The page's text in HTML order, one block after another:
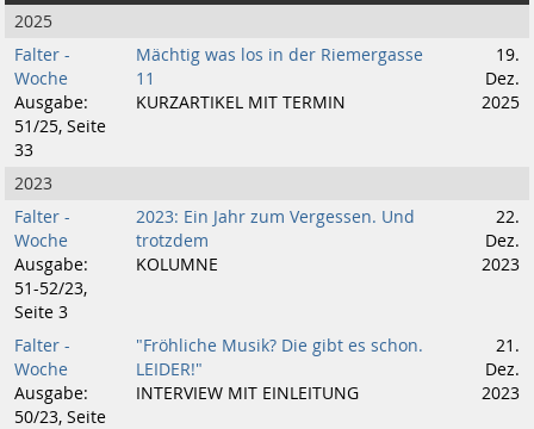
2025
Falter -
Woche
Ausgabe:
51/25, Seite
33
Mächtig was los in der Riemergasse
11
KURZARTIKEL MIT TERMIN
19.
Dez.
2025
2023
Falter -
Woche
Ausgabe:
51-52/23,
Seite 3
2023: Ein Jahr zum Vergessen. Und
trotzdem
KOLUMNE
22.
Dez.
2023
Falter -
Woche
Ausgabe:
50/23, Seite
"Fröhliche Musik? Die gibt es schon.
LEIDER!"
INTERVIEW MIT EINLEITUNG
21.
Dez.
2023